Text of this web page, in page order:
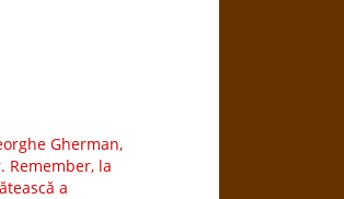
Gherman,
Remember, la
a